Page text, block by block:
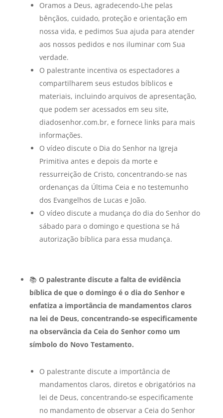
Oramos a Deus, agradecendo-Lhe pelas
bênçãos, cuidado, proteção e orientação em
nossa vida, e pedimos Sua ajuda para atender
aos nossos pedidos e nos iluminar com Sua
verdade.
O palestrante incentiva os espectadores a
compartilharem seus estudos bíblicos e
materiais, incluindo arquivos de apresentação,
que podem ser acessados em seu site,
diadosenhor.com.br, e fornece links para mais
informações.
O vídeo discute o Dia do Senhor na Igreja
Primitiva antes e depois da morte e
ressurreição de Cristo, concentrando-se nas
ordenanças da Última Ceia e no testemunho
dos Evangelhos de Lucas e João.
O vídeo discute a mudança do dia do Senhor do
sábado para o domingo e questiona se há
autorização bíblica para essa mudança.
📚 O palestrante discute a falta de evidência
bíblica de que o domingo é o dia do Senhor e
enfatiza a importância de mandamentos claros
na lei de Deus, concentrando-se especificamente
na observância da Ceia do Senhor como um
símbolo do Novo Testamento.
O palestrante discute a importância de
mandamentos claros, diretos e obrigatórios na
lei de Deus, concentrando-se especificamente
no mandamento de observar a Ceia do Senhor